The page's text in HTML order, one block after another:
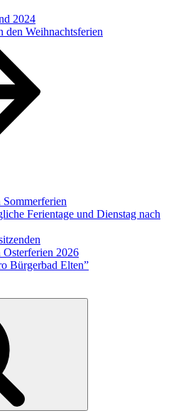
2024
den Weihnachtsferien
Ferientage und Dienstag nach
2026
Bürgerbad Elten”